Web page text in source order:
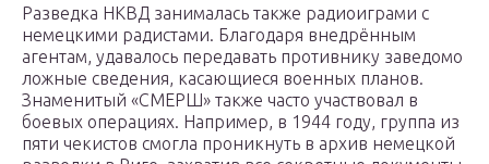
Разведка НКВД занималась также радиоиграми с
немецкими радистами. Благодаря внедрённым
агентам, удавалось передавать противнику заведомо
ложные сведения, касающиеся военных планов.
Знаменитый «СМЕРШ» также часто участвовал в
боевых операциях. Например, в 1944 году, группа из
пяти чекистов смогла проникнуть в архив немецкой